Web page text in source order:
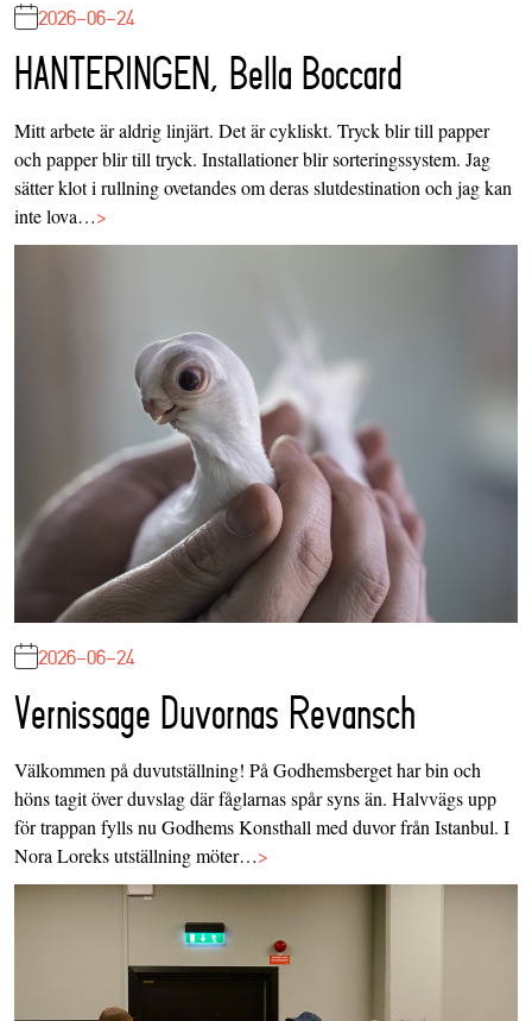
2026-06-24
HANTERINGEN, Bella Boccard
Mitt arbete är aldrig linjärt. Det är cykliskt. Tryck blir till papper
och papper blir till tryck. Installationer blir sorteringssystem. Jag
sätter klot i rullning ovetandes om deras slutdestination och jag kan
inte lova…>
2026-06-24
Vernissage Duvornas Revansch
Välkommen på duvutställning! På Godhemsberget har bin och
höns tagit över duvslag där fåglarnas spår syns än. Halvvägs upp
för trappan fylls nu Godhems Konsthall med duvor från Istanbul. I
Nora Loreks utställning möter…>